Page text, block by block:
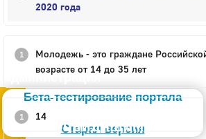
Администрация
Бета-тестирование портала
Старая версия
Слабовидящим
2020 года
Молодежь - это граждане
возрасте от 14 до 35 лет
14